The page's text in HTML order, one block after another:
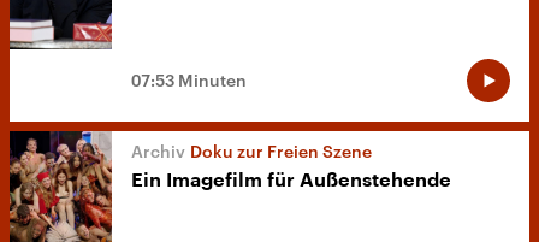
07:53 Minuten
Doku zur Freien Szene
Ein Imagefilm für Außenstehende